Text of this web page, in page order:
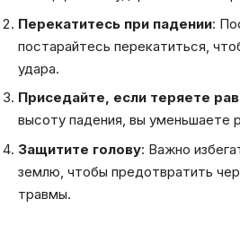
Перекатитесь при падении:
постарайтесь перекатиться,
удара.
Приседайте, если теряете
высоту падения, вы уменьшаете
Защитите голову: Важно
землю, чтобы предотвратить
травмы.